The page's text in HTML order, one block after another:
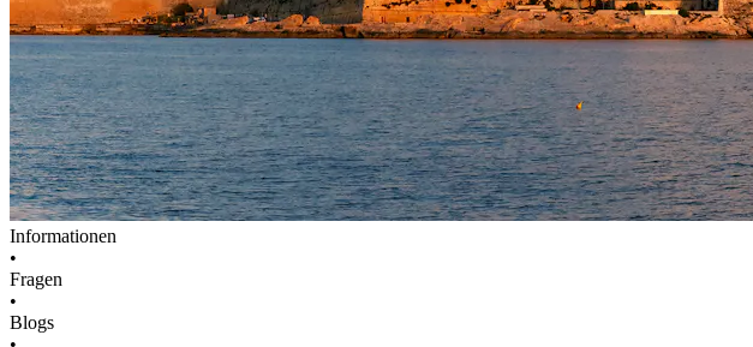
Informationen
•
Fragen
•
Blogs